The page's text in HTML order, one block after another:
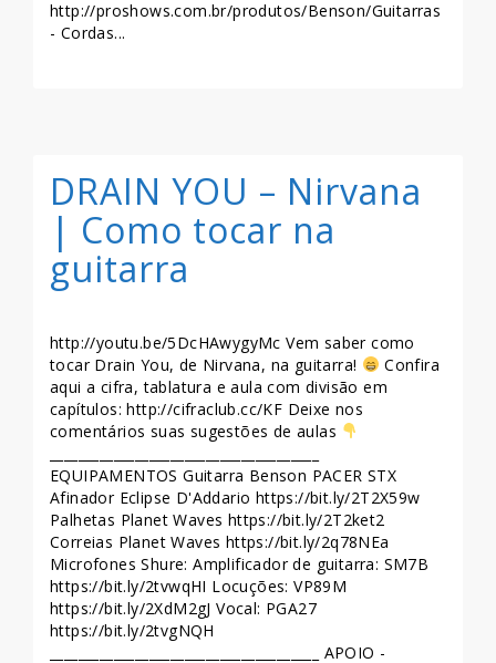
http://proshows.com.br/produtos/Benson/Guitarras
- Cordas...
DRAIN YOU – Nirvana
| Como tocar na
guitarra
http://youtu.be/5DcHAwygyMc Vem saber como
tocar Drain You, de Nirvana, na guitarra!
Confira
aqui a cifra, tablatura e aula com divisão em
capítulos: http://cifraclub.cc/KF Deixe nos
comentários suas sugestões de aulas
EQUIPAMENTOS Guitarra Benson PACER STX
Afinador Eclipse D'Addario https://bit.ly/2T2X59w
Palhetas Planet Waves https://bit.ly/2T2ket2
Correias Planet Waves https://bit.ly/2q78NEa
Microfones Shure: Amplificador de guitarra: SM7B
https://bit.ly/2tvwqHI Locuções: VP89M
https://bit.ly/2XdM2gJ Vocal: PGA27
https://bit.ly/2tvgNQH